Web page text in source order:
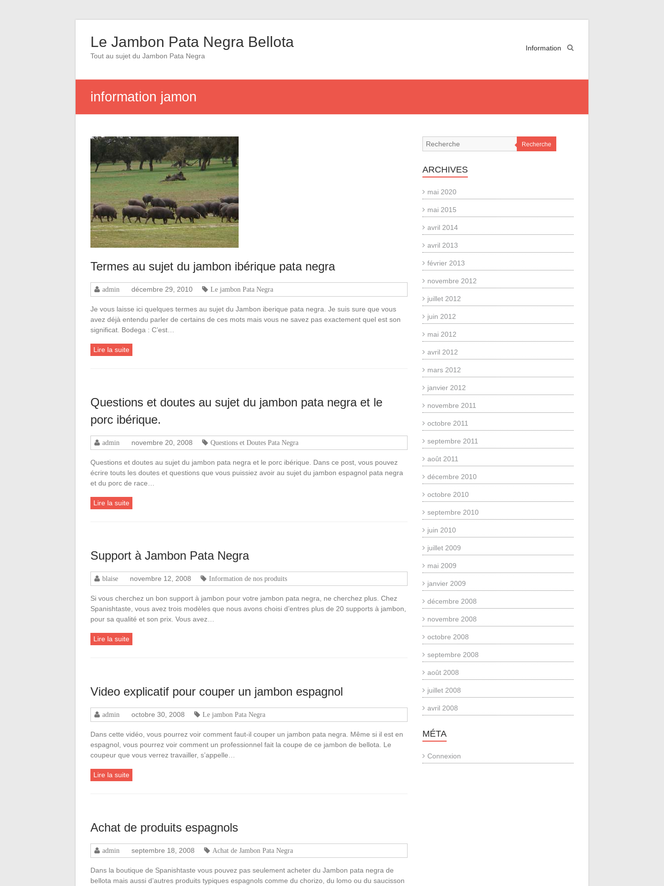
Le Jambon Pata Negra Bellota
Tout au sujet du Jambon Pata Negra
Information
information jamon
Termes au sujet du jambon ibérique pata negra
admin décembre 29, 2010 Le jambon Pata Negra
Je vous laisse ici quelques termes au sujet du Jambon iberique pata negra. Je suis sure que vous
avez déjà entendu parler de certains de ces mots mais vous ne savez pas exactement quel est son
significat. Bodega : C’est…
Lire la suite
Questions et doutes au sujet du jambon pata negra et le
porc ibérique.
admin novembre 20, 2008 Questions et Doutes Pata Negra
Questions et doutes au sujet du jambon pata negra et le porc ibérique. Dans ce post, vous pouvez
écrire touts les doutes et questions que vous puissiez avoir au sujet du jambon espagnol pata negra
et du porc de race…
Lire la suite
Support à Jambon Pata Negra
blaise novembre 12, 2008 Information de nos produits
Si vous cherchez un bon support à jambon pour votre jambon pata negra, ne cherchez plus. Chez
Spanishtaste, vous avez trois modèles que nous avons choisi d’entres plus de 20 supports à jambon,
pour sa qualité et son prix. Vous avez…
Lire la suite
Video explicatif pour couper un jambon espagnol
admin octobre 30, 2008 Le jambon Pata Negra
Dans cette vidéo, vous pourrez voir comment faut-il couper un jambon pata negra. Même si il est en
espagnol, vous pourrez voir comment un professionnel fait la coupe de ce jambon de bellota. Le
coupeur que vous verrez travailler, s’appelle…
Lire la suite
Achat de produits espagnols
admin septembre 18, 2008 Achat de Jambon Pata Negra
Dans la boutique de Spanishtaste vous pouvez pas seulement acheter du Jambon pata negra de
bellota mais aussi d’autres produits typiques espagnols comme du chorizo, du lomo ou du saucisson
Recherche
ARCHIVES
mai 2020
mai 2015
avril 2014
avril 2013
février 2013
novembre 2012
juillet 2012
juin 2012
mai 2012
avril 2012
mars 2012
janvier 2012
novembre 2011
octobre 2011
septembre 2011
août 2011
décembre 2010
octobre 2010
septembre 2010
juin 2010
juillet 2009
mai 2009
janvier 2009
décembre 2008
novembre 2008
octobre 2008
septembre 2008
août 2008
juillet 2008
avril 2008
MÉTA
Connexion